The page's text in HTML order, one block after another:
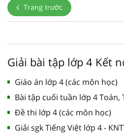
Trang trước
Giải bài tập lớp 4 Kết
Giáo án lớp 4 (các môn học)
Bài tập cuối tuần lớp 4 Toán,
Đề thi lớp 4 (các môn học)
Giải sgk Tiếng Việt lớp 4 -